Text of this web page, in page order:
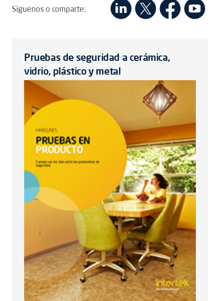
Síguenos o comparte:
Pruebas de seguridad a cerámica,
vidrio, plástico y metal